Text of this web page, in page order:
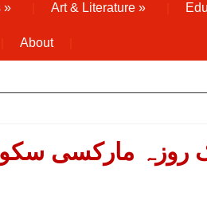
» Art & Literature »
About
روزہ مارکسی